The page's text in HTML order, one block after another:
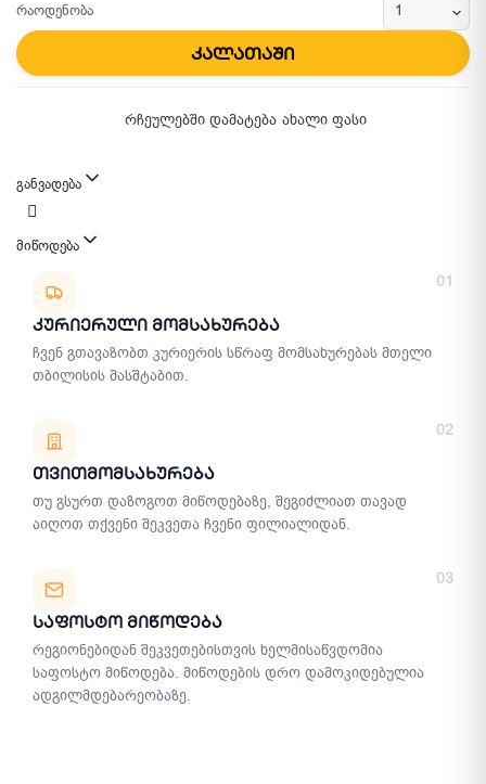
რაოდენობა
კალათაში
რჩეულებში დამატება ახალი ფასი
განვადება
მიწოდება
01
Კურიერული Მომსახურება
ჩვენ გთავაზობთ კურიერის სწრაფ მომსახურებას მთელი
თბილისის მასშტაბით.
02
Თვითმომსახურება
თუ გსურთ დაზოგოთ მიწოდებაზე, შეგიძლიათ თავად
აიღოთ თქვენი შეკვეთა ჩვენი ფილიალიდან.
03
Საფოსტო Მიწოდება
რეგიონებიდან შეკვეთებისთვის ხელმისაწვდომია
საფოსტო მიწოდება. მიწოდების დრო დამოკიდებულია
ადგილმდებარეობაზე.